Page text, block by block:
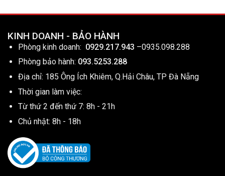
KINH DOANH - BẢO HÀNH
Phòng kinh doanh: 0929.217.943 –0935.098.288
Phòng bảo hành: 093.5253.288
Địa chỉ: 185 Ông Ích Khiêm, Q.Hải Châu, TP Đà Nẵng
Thời gian làm việc:
Từ thứ 2 đến thứ 7: 8h - 21h
Chủ nhật: 8h - 18h